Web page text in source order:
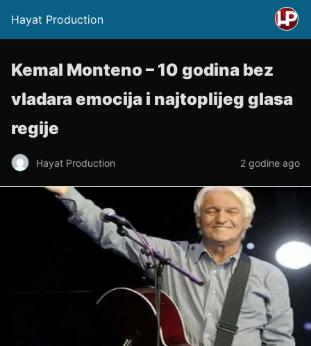
Hayat Production
Kemal Monteno – 10 godina bez
vladara emocija i najtoplijeg glasa
regije
Hayat Production 2 godine ago